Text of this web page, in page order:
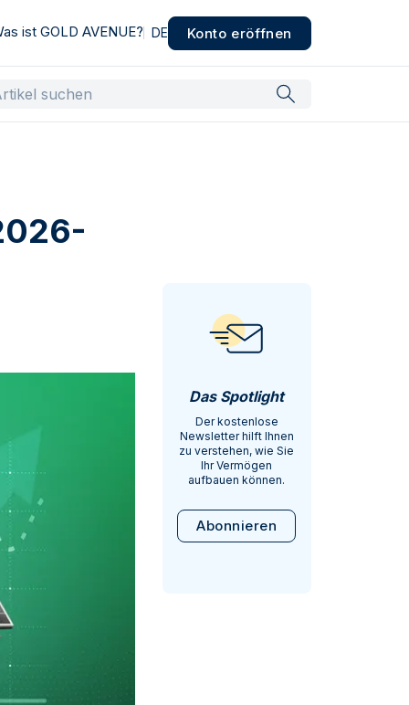
ist GOLD AVENUE? DE Konto eröffnen
Das Spotlight
Der kostenlose
Newsletter hilft Ihnen
zu verstehen, wie Sie
Ihr Vermögen
aufbauen können.
Abonnieren